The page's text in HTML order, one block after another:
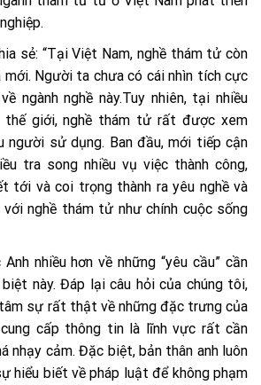
sẻ: “Tại Việt Nam, nghề thám tử còn
Người ta chưa có cái nhìn tích cực
ngành nghề này.Tuy nhiên, tại nhiều
thế giới, nghề thám tử rất được xem
người sử dụng. Ban đầu, mới tiếp cận
tra song nhiều vụ việc thành công,
tới và coi trọng thành ra yêu nghề và
với nghề thám tử như chính cuộc sống
nhiều hơn về những “yêu cầu” cần
này. Đáp lại câu hỏi của chúng tôi,
sự rất thật về những đặc trưng của
cung cấp thông tin là lĩnh vực rất cần
nhạy cảm. Đặc biệt, bản thân anh luôn
hiểu biết về pháp luật để không phạm